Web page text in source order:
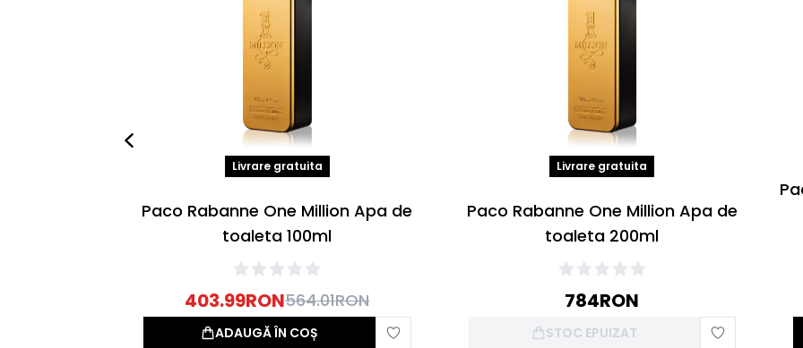
Livrare gratuita
Paco Rabanne One Million Apa de
toaleta 100ml
403.99RON564.01RON
ADAUGĂ ÎN COȘ
Livrare gratuita
Paco Rabanne One Million Apa de
toaleta 200ml
784RON
STOC EPUIZAT